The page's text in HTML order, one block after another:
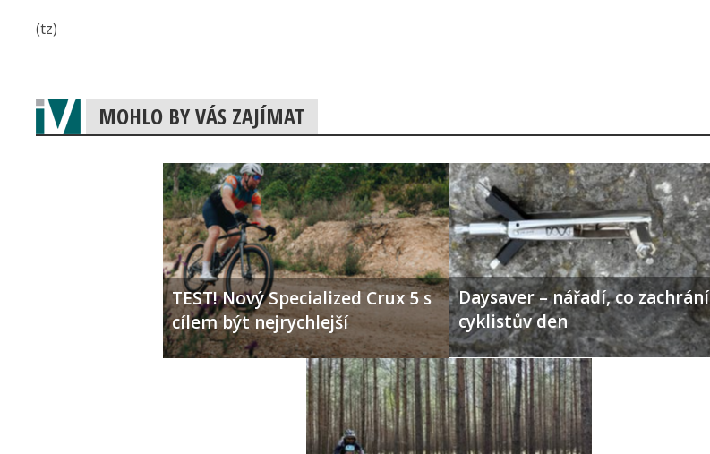
(tz)
MOHLO BY VÁS ZAJÍMAT
TEST! Nový Specialized Crux 5 s
cílem být nejrychlejší
Daysaver – nářadí, co zachrání
cyklistův den